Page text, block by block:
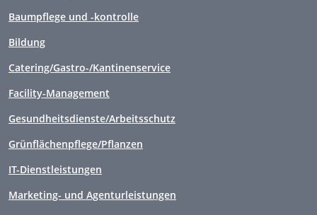
Baumpflege und -kontrolle
Bildung
Catering/Gastro-/Kantinenservice
Facility-Management
Gesundheitsdienste/Arbeitsschutz
Grünflächenpflege/Pflanzen
IT-Dienstleistungen
Marketing- und Agenturleistungen